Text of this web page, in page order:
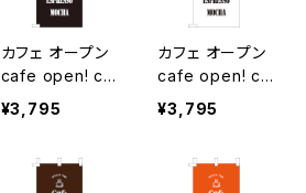
カフェ オープン
cafe open! co
zy space_黒
のぼり旗
¥3,795
カフェ オープン
cafe open! co
zy space_白
のぼり旗
¥3,795